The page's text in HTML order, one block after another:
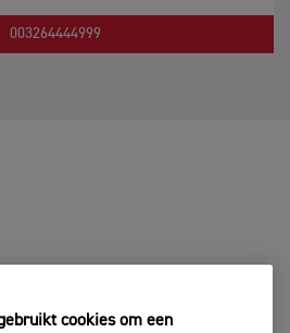
003264444999
cookies om een